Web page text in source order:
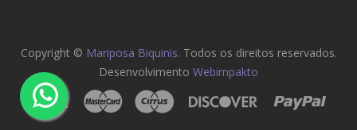
Copyright © Mariposa Biquinis. Todos os direitos reservados.
Desenvolvimento Webimpakto